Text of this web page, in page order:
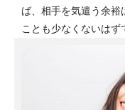
ば、相手を気遣う余裕
ことも少なくないはず